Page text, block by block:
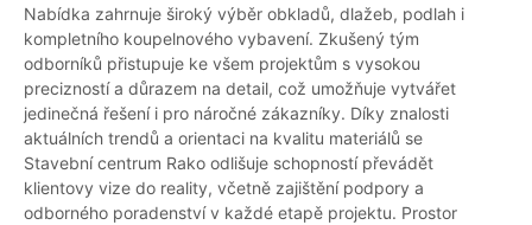
Nabídka zahrnuje široký výběr obkladů, dlažeb, podlah i
kompletního koupelnového vybavení. Zkušený tým
odborníků přistupuje ke všem projektům s vysokou
precizností a důrazem na detail, což umožňuje vytvářet
jedinečná řešení i pro náročné zákazníky. Díky znalosti
aktuálních trendů a orientaci na kvalitu materiálů se
Stavební centrum Rako odlišuje schopností převádět
klientovy vize do reality, včetně zajištění podpory a
odborného poradenství v každé etapě projektu. Prostor